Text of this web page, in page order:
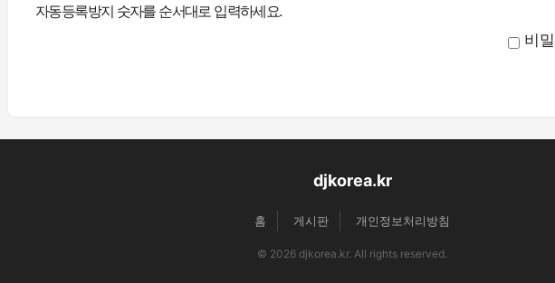
자동등록방지 숫자를 순서대로 입력하세요.
비
djkorea.kr
홈 게시판 개인정보처리방침
© 2026 djkorea.kr. All rights reserved.